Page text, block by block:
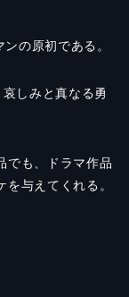
の原初である。
しみと真なる勇
でも、ドラマ作品
与えてくれる。